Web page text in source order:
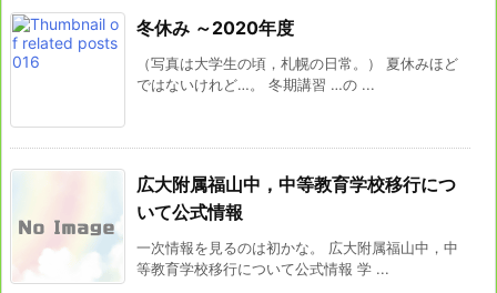
冬休み ～2020年度
（写真は大学生の頃，札幌の日常。） 夏休みほど
ではないけれど…。 冬期講習 …の ...
広大附属福山中，中等教育学校移行につ
いて公式情報
一次情報を見るのは初かな。 広大附属福山中，中
等教育学校移行について公式情報 学 ...